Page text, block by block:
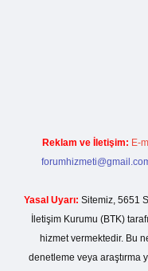
Reklam ve İletişim: E-
Yasal Uyarı: Sitemiz, 5651
İletişim Kurumu (BTK)
hizmet vermektedir. Bu
denetleme veya araştırma